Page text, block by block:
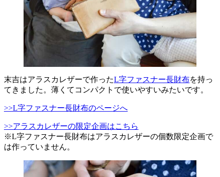
末吉はアラスカレザーで作ったL字ファスナー長財布を持っ
てきました。薄くてコンパクトで使いやすいみたいです。
>>L字ファスナー長財布のページへ
>>アラスカレザーの限定企画はこちら
※L字ファスナー長財布はアラスカレザーの個数限定企画で
は作っていません。